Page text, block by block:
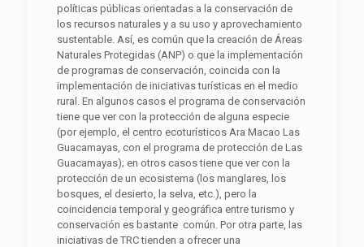
políticas públicas orientadas a la conservación de
los recursos naturales y a su uso y aprovechamiento
sustentable. Así, es común que la creación de Áreas
Naturales Protegidas (ANP) o que la implementación
de programas de conservación, coincida con la
implementación de iniciativas turísticas en el medio
rural. En algunos casos el programa de conservación
tiene que ver con la protección de alguna especie
(por ejemplo, el centro ecoturísticos Ara Macao Las
Guacamayas, con el programa de protección de Las
Guacamayas); en otros casos tiene que ver con la
protección de un ecosistema (los manglares, los
bosques, el desierto, la selva, etc.), pero la
coincidencia temporal y geográfica entre turismo y
conservación es bastante común. Por otra parte, las
iniciativas de TRC tienden a ofrecer una